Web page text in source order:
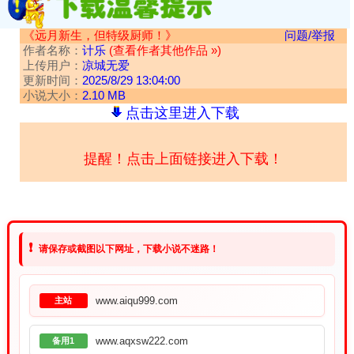
《远月新生，但特级厨师！》
问题/举报
作者名称： 计乐 (查看作者其他作品 »)
上传用户： 凉城无爱
更新时间： 2025/8/29 13:04:00
小说大小： 2.10 MB
点击这里进入下载
提醒！点击上面链接进入下载！
❗ 请保存或截图以下网址，下载小说不迷路！
主站 www.aiqu999.com
备用1 www.aqxsw222.com